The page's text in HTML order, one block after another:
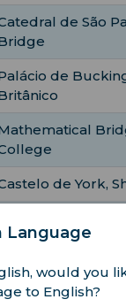
de São
de
de York,
Castelo de
da Escócia
Mile,
Escócia
Language
would you
to English?